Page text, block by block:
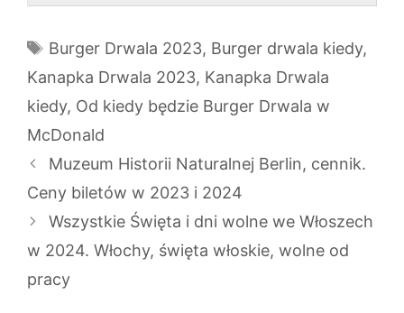
Tagi
Burger Drwala 2023, Burger drwala kiedy,
Kanapka Drwala 2023, Kanapka Drwala
kiedy, Od kiedy będzie Burger Drwala w
McDonald
Muzeum Historii Naturalnej Berlin, cennik.
Ceny biletów w 2023 i 2024
Wszystkie Święta i dni wolne we Włoszech
w 2024. Włochy, święta włoskie, wolne od
pracy